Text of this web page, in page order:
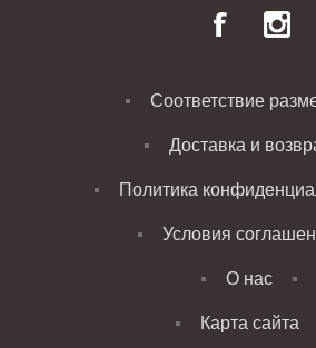
Соответствие
Доставка и
Политика
Условия
О нас
Карта сайта